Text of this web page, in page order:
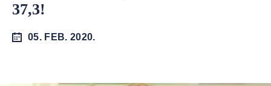
37,3!
05. FEB. 2020.